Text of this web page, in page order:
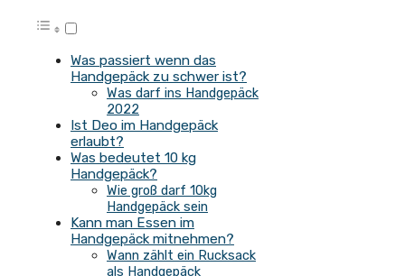
Was passiert wenn das
Handgepäck zu schwer ist?
Was darf ins Handgepäck
2022
Ist Deo im Handgepäck
erlaubt?
Was bedeutet 10 kg
Handgepäck?
Wie groß darf 10kg
Handgepäck sein
Kann man Essen im
Handgepäck mitnehmen?
Wann zählt ein Rucksack
als Handgepäck